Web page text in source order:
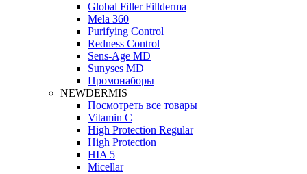
Global Filler Fillderma
Mela 360
Purifying Control
Redness Control
Sens-Age MD
Sunyses MD
Промонаборы
NEWDERMIS
Посмотреть все товары
Vitamin C
High Protection Regular
High Protection
HIA 5
Micellar